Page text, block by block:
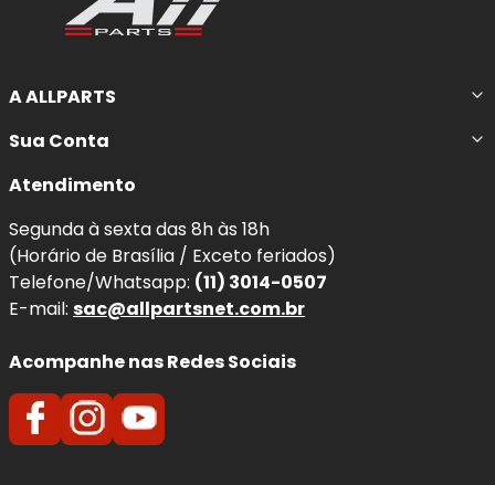
A ALLPARTS
Sua Conta
Atendimento
Segunda à sexta das 8h às 18h
(Horário de Brasília / Exceto feriados)
Telefone/Whatsapp: (11) 3014-0507
E-mail: sac@allpartsnet.com.br
Acompanhe nas Redes Sociais